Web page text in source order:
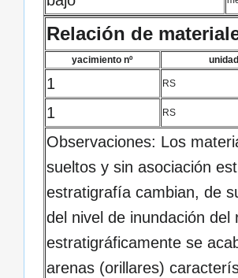
Relación de
yacimiento nº
1 RS
1 RS
Observaciones: Los
sueltos y sin asociación
estratigrafía cambian, de
del nivel de inundación
estratigráficamente se
arenas (orillares)